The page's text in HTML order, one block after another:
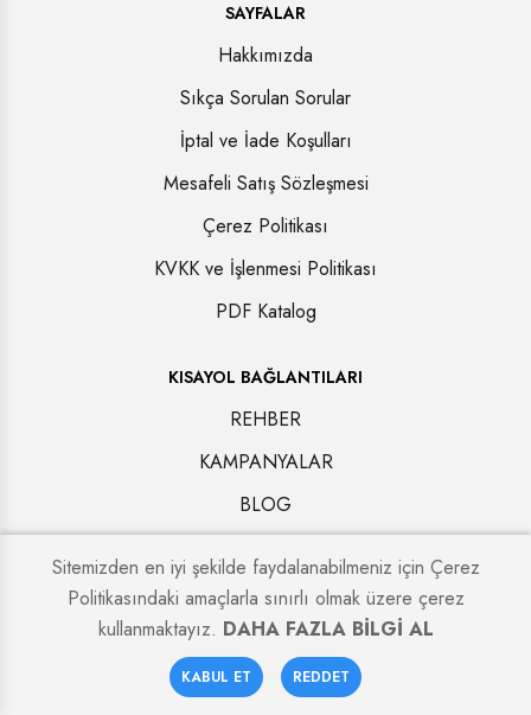
SAYFALAR
Hakkımızda
Sıkça Sorulan Sorular
İptal ve İade Koşulları
Mesafeli Satış Sözleşmesi
Çerez Politikası
KVKK ve İşlenmesi Politikası
PDF Katalog
KISAYOL BAĞLANTILARI
REHBER
KAMPANYALAR
BLOG
Copyright © 2024. All rights reserved.Alcatraz Çelik Kapı
0
Sepetim Favoriler
Sitemizden en iyi şekilde faydalanabilmeniz için Çerez
Politikasındaki amaçlarla sınırlı olmak üzere çerez
kullanmaktayız. DAHA FAZLA BİLGİ AL
KABUL ET REDDET